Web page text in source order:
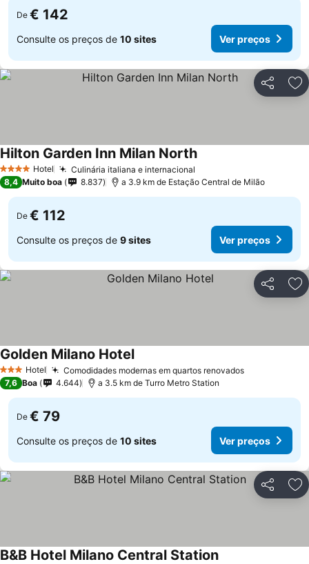
De € 142
Consulte os preços de 10 sites Ver preços
Partilhar
4 EstrelasHotel Culinária italiana e internacional
Hilton Garden Inn Milan North
8,4 Muito boa 8.837 a 3.9 km de Estação Central de Milão
De € 112
Consulte os preços de 9 sites Ver preços
Partilhar
3 EstrelasHotel Comodidades modernas em quartos renovados
Golden Milano Hotel
7,6 Boa 4.644 a 3.5 km de Turro Metro Station
De € 79
Consulte os preços de 10 sites Ver preços
Partilhar
B&B Hotel Milano Central Station